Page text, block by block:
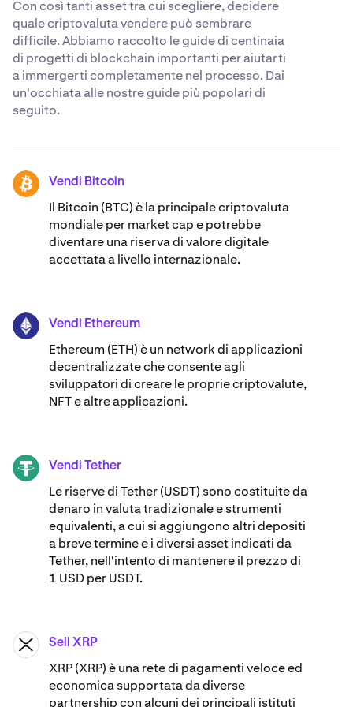
Con così tanti asset tra cui scegliere, decidere
quale criptovaluta vendere può sembrare
difficile. Abbiamo raccolto le guide di centinaia
di progetti di blockchain importanti per aiutarti
a immergerti completamente nel processo. Dai
un'occhiata alle nostre guide più popolari di
seguito.
BTC Vendi Bitcoin
Il Bitcoin (BTC) è la principale criptovaluta
mondiale per market cap e potrebbe
diventare una riserva di valore digitale
accettata a livello internazionale.
ETH Vendi Ethereum
Ethereum (ETH) è un network di applicazioni
decentralizzate che consente agli
sviluppatori di creare le proprie criptovalute,
NFT e altre applicazioni.
USDT Vendi Tether
Le riserve di Tether (USDT) sono costituite da
denaro in valuta tradizionale e strumenti
equivalenti, a cui si aggiungono altri depositi
a breve termine e i diversi asset indicati da
Tether, nell'intento di mantenere il prezzo di
1 USD per USDT.
XRP Sell XRP
XRP (XRP) è una rete di pagamenti veloce ed
economica supportata da diverse
partnership con alcuni dei principali istituti